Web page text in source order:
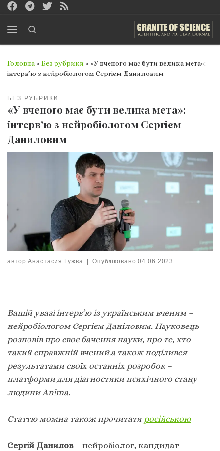
Перейти до вмісту
Головна» Без рубрики » «У вченого має бути велика мета»:
інтерв’ю з нейробіологом Сергієм Даниловим
БЕЗ РУБРИКИ
«У вченого має бути велика мета»:
інтерв’ю з нейробіологом Сергієм
Даниловим
автор Анастасия Гужва | Опубліковано04.06.2023
Вашій увазі інтерв’ю із українським вченим –
нейробіологом Сергієм Даніловим. Науковець
розповів про своє бачення науки, про те, хто
такий справжній вчений,а також поділився
результатами своїх останніх розробок –
платформи для діагностики психічного стану
людини Anima.
Статтю можна також прочитати російською
Сергій Данилов – нейробіолог, кандидат